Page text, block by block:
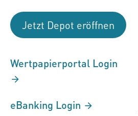
Jetzt Depot eröffnen
Wertpapierportal Login
eBanking Login